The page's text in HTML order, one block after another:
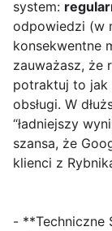
system:
odpowiedzi (w
konsekwentne
zauważasz, że
potraktuj to jak
obsługi. W
“ładniejszy
szansa, że
klienci z
- **Techniczne